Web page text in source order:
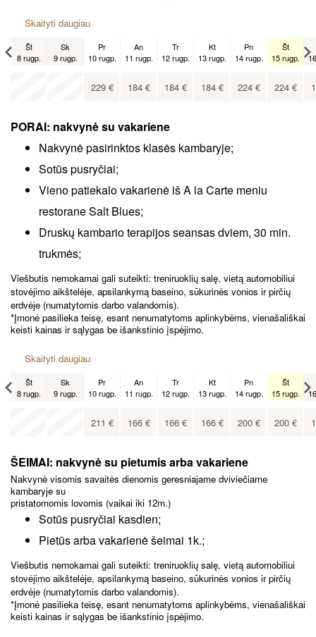
Skaityti daugiau
Št
8 rugp.
Sk
9 rugp.
Pr
10 rugp.
An
11 rugp.
Tr
12 rugp.
Kt
13 rugp.
Pn
14 rugp.
Št
15 rugp.
229 € 184 € 184 € 184 € 224 € 224 €
PORAI: nakvynė su vakariene
Nakvynė pasirinktos klasės kambaryje;
Sotūs pusryčiai;
Vieno patiekalo vakarienė iš A la Carte meniu
restorane Salt Blues;
Druskų kambario terapijos seansas dviem, 30 min.
trukmės;
Viešbutis nemokamai gali suteikti: treniruoklių salę, vietą automobiliui
stovėjimo aikštelėje, apsilankymą baseino, sūkurinės vonios ir pirčių
erdvėje (numatytomis darbo valandomis).
*Įmonė pasilieka teisę, esant nenumatytoms aplinkybėms, vienašališkai
keisti kainas ir sąlygas be išankstinio įspėjimo.
Skaityti daugiau
Št
8 rugp.
Sk
9 rugp.
Pr
10 rugp.
An
11 rugp.
Tr
12 rugp.
Kt
13 rugp.
Pn
14 rugp.
Št
15 rugp.
211 € 166 € 166 € 166 € 200 € 200 €
ŠEIMAI: nakvynė su pietumis arba vakariene
Nakvynė visomis savaitės dienomis geresniajame dviviečiame
kambaryje su
pristatomomis lovomis (vaikai iki 12m.)
Sotūs pusryčiai kasdien;
Pietūs arba vakarienė šeimai 1k.;
Viešbutis nemokamai gali suteikti: treniruoklių salę, vietą automobiliui
stovėjimo aikštelėje, apsilankymą baseino, sūkurinės vonios ir pirčių
erdvėje (numatytomis darbo valandomis).
*Įmonė pasilieka teisę, esant nenumatytoms aplinkybėms, vienašališkai
keisti kainas ir sąlygas be išankstinio įspėjimo.